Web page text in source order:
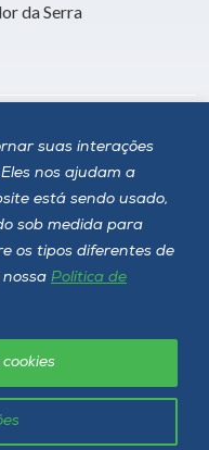
suas interações
nos ajudam a
está sendo usado,
sob medida para
os tipos diferentes de
nossa Política de
da Serra